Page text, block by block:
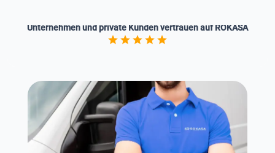
Unternehmen und private Kunden vertrauen auf ROKASA